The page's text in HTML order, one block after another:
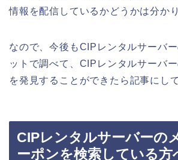
情報を配信しているかどうかは分か
なので、今後もCIPレンタルサーバ
ットで調べて、CIPレンタルサーバ
を発見することができたら記事にし
CIPレンタルサーバーの
ーポンを検索している方